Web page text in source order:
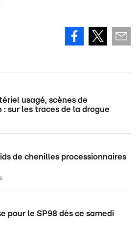
usagé, scènes de
: sur les traces de la drogue
de chenilles processionnaires
pour le SP98 dès ce samedi